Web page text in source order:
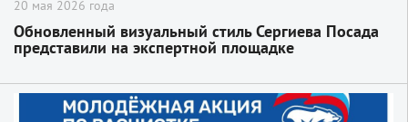
20 мая 2026 года
Обновленный визуальный стиль Сергиева Посада
представили на экспертной площадке
всероссийского уровня